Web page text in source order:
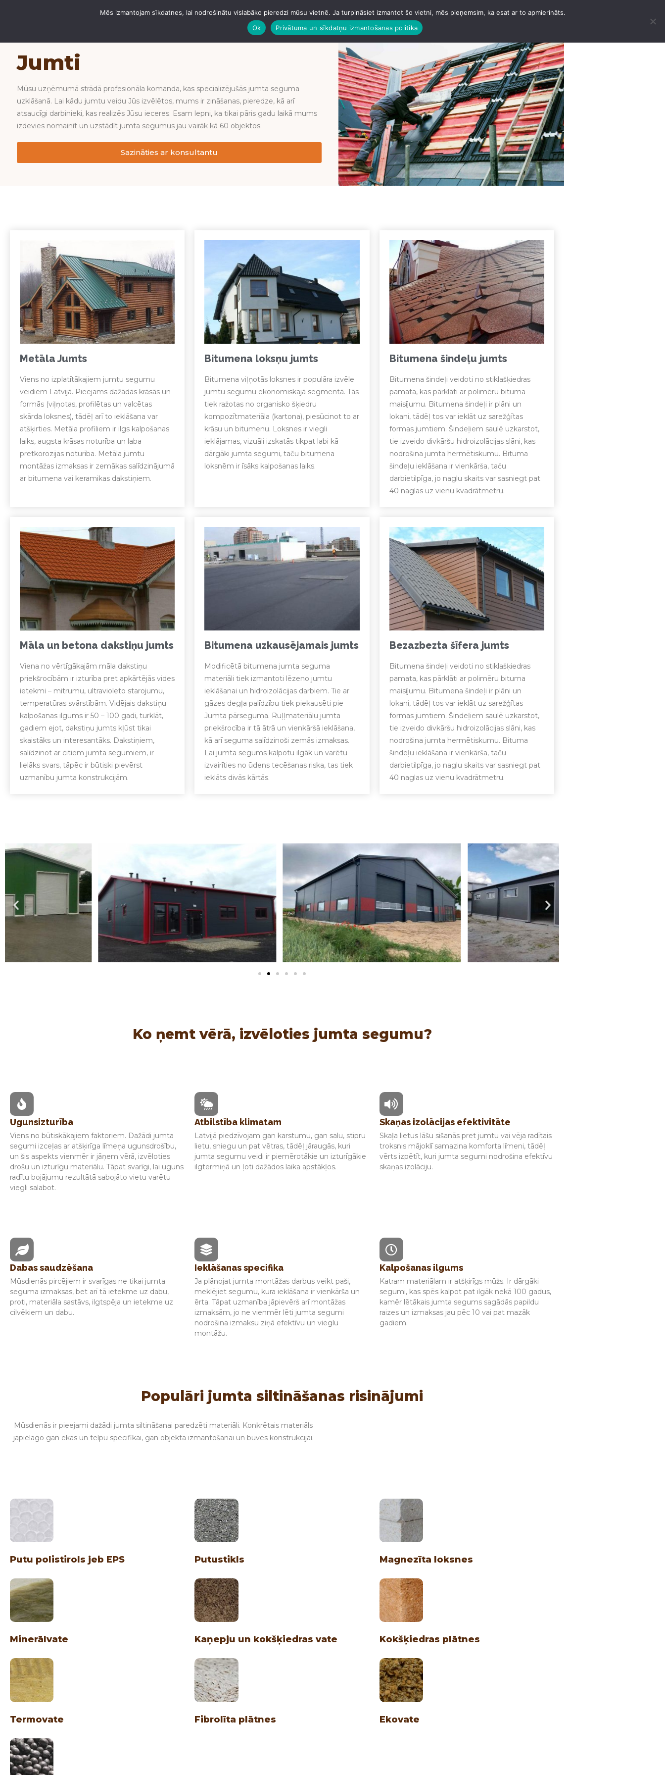
GARĀŽAS ANGĀRI BETONĒŠANA JUMTI
Jumti
Mūsu uzņēmumā strādā profesionāla komanda, kas specializējušās jumta seguma
uzklāšanā. Lai kādu jumtu veidu Jūs izvēlētos, mums ir zināšanas, pieredze, kā arī
atsaucīgi darbinieki, kas realizēs Jūsu ieceres. Esam lepni, ka tikai pāris gadu laikā mums
izdevies nomainīt un uzstādīt jumta segumus jau vairāk kā 60 objektos.
Sazināties ar konsultantu
Metāla Jumts
Viens no izplatītākajiem jumtu segumu
veidiem Latvijā. Pieejams dažādās krāsās un
formās (viļņotas, profilētas un valcētas
skārda loksnes), tādēļ arī to ieklāšana var
atšķirties. Metāla profiliem ir ilgs kalpošanas
laiks, augsta krāsas noturība un laba
pretkorozijas noturība. Metāla jumtu
montāžas izmaksas ir zemākas salīdzinājumā
ar bitumena vai keramikas dakstiņiem.
Bitumena loksņu jumts
Bitumena viļņotās loksnes ir populāra izvēle
jumtu segumu ekonomiskajā segmentā. Tās
tiek ražotas no organisko šķiedru
kompozītmateriāla (kartona), piesūcinot to ar
krāsu un bitumenu. Loksnes ir viegli
ieklājamas, vizuāli izskatās tikpat labi kā
dārgāki jumta segumi, taču bitumena
loksnēm ir īsāks kalpošanas laiks.
Bitumena šindeļu jumts
Bitumena šindeļi veidoti no stiklašķiedras
pamata, kas pārklāti ar polimēru bituma
maisījumu. Bitumena šindeļi ir plāni un
lokani, tādēļ tos var ieklāt uz sarežģītas
formas jumtiem. Šindeļiem saulē uzkarstot,
tie izveido divkāršu hidroizolācijas slāni, kas
nodrošina jumta hermētiskumu. Bituma
šindeļu ieklāšana ir vienkārša, taču
darbietilpīga, jo naglu skaits var sasniegt pat
40 naglas uz vienu kvadrātmetru.
Māla un betona dakstiņu jumts
Viena no vērtīgākajām māla dakstiņu
priekšrocībām ir izturība pret apkārtējās vides
ietekmi – mitrumu, ultravioleto starojumu,
temperatūras svārstībām. Vidējais dakstiņu
kalpošanas ilgums ir 50 – 100 gadi, turklāt,
gadiem ejot, dakstiņu jumts kļūst tikai
skaistāks un interesantāks. Dakstiņiem,
salīdzinot ar citiem jumta segumiem, ir
lielāks svars, tāpēc ir būtiski pievērst
uzmanību jumta konstrukcijām.
Bitumena uzkausējamais jumts
Modificētā bitumena jumta seguma
materiāli tiek izmantoti lēzeno jumtu
ieklāšanai un hidroizolācijas darbiem. Tie ar
gāzes degļa palīdzību tiek piekausēti pie
Jumta pārseguma. Ruļļmateriālu jumta
priekšrocība ir tā ātrā un vienkāršā ieklāšana,
kā arī seguma salīdzinoši zemās izmaksas.
Lai jumta segums kalpotu ilgāk un varētu
izvairīties no ūdens tecēšanas riska, tas tiek
ieklāts divās kārtās.
Bezazbezta šīfera jumts
Bitumena šindeļi veidoti no stiklašķiedras
pamata, kas pārklāti ar polimēru bituma
maisījumu. Bitumena šindeļi ir plāni un
lokani, tādēļ tos var ieklāt uz sarežģītas
formas jumtiem. Šindeļiem saulē uzkarstot,
tie izveido divkāršu hidroizolācijas slāni, kas
nodrošina jumta hermētiskumu. Bituma
šindeļu ieklāšana ir vienkārša, taču
darbietilpīga, jo naglu skaits var sasniegt pat
40 naglas uz vienu kvadrātmetru.
Ko ņemt vērā, izvēloties jumta segumu?
Ugunsizturība
Viens no būtiskākajiem faktoriem. Dažādi jumta
segumi izceļas ar atšķirīga līmeņa ugunsdrošību,
un šis aspekts vienmēr ir jāņem vērā, izvēloties
drošu un izturīgu materiālu. Tāpat svarīgi, lai uguns
radītu bojājumu rezultātā sabojāto vietu varētu
viegli salabot.
Atbilstība klimatam
Latvijā piedzīvojam gan karstumu, gan salu, stipru
lietu, sniegu un pat vētras, tādēļ jāraugās, kuri
jumta segumu veidi ir piemērotākie un izturīgākie
ilgtermiņā un ļoti dažādos laika apstākļos.
Skaņas izolācijas efektivitāte
Skaļa lietus lāšu sišanās pret jumtu vai vēja radītais
troksnis mājoklī samazina komforta līmeni, tādēļ
vērts izpētīt, kuri jumta segumi nodrošina efektīvu
skaņas izolāciju.
Dabas saudzēšana
Mūsdienās pircējiem ir svarīgas ne tikai jumta
seguma izmaksas, bet arī tā ietekme uz dabu,
proti, materiāla sastāvs, ilgtspēja un ietekme uz
cilvēkiem un dabu.
Ieklāšanas specifika
Ja plānojat jumta montāžas darbus veikt paši,
meklējiet segumu, kura ieklāšana ir vienkārša un
ērta. Tāpat uzmanība jāpievērš arī montāžas
izmaksām, jo ne vienmēr lēti jumta segumi
nodrošina izmaksu ziņā efektīvu un vieglu
montāžu.
Kalpošanas ilgums
Katram materiālam ir atšķirīgs mūžs. Ir dārgāki
segumi, kas spēs kalpot pat ilgāk nekā 100 gadus,
kamēr lētākais jumta segums sagādās papildu
raizes un izmaksas jau pēc 10 vai pat mazāk
gadiem.
Populāri jumta siltināšanas risinājumi
Mūsdienās ir pieejami dažādi jumta siltināšanai paredzēti materiāli. Konkrētais materiāls
jāpielāgo gan ēkas un telpu specifikai, gan objekta izmantošanai un būves konstrukcijai.
Putu polistirols jeb EPS
Minerālvate
Termovate
Putustikls
Kaņepju un kokšķiedras vate
Fibrolīta plātnes
Magnezīta loksnes
Kokšķiedras plātnes
Ekovate
Mēs izmantojam sīkdatnes, lai nodrošinātu vislabāko pieredzi mūsu vietnē. Ja turpināsiet izmantot šo vietni, mēs pieņemsim, ka esat ar to apmierināts.
Ok
Privātuma un sīkdatņu izmantošanas politika